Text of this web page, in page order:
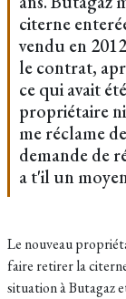
citerne
vendu en
le contrat,
ce qui avait
propriétaire
me réclame
demande de
a t'il un
Le nouveau
faire retirer la
situation à Butagaz